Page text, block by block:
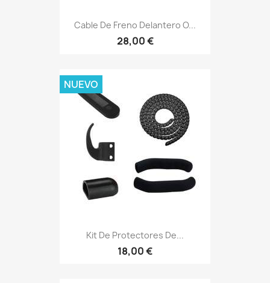
Cable De Freno Delantero O...
28,00 €
Kit De Protectores De...
18,00 €
NUEVO